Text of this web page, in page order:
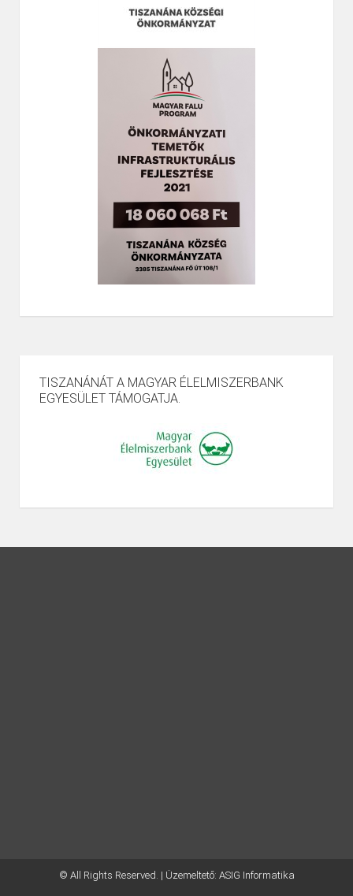
TISZANÁNÁT A MAGYAR ÉLELMISZERBANK
EGYESÜLET TÁMOGATJA.
© All Rights Reserved. | Üzemeltető: ASIG Informatika